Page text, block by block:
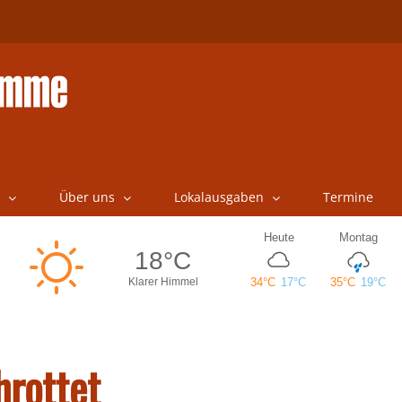
Über uns Lokalausgaben Termine